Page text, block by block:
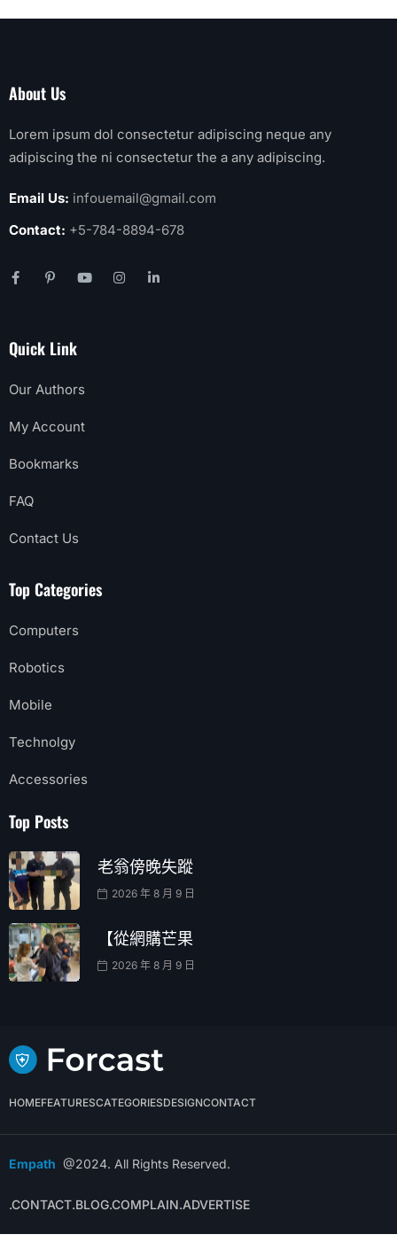
About Us
Lorem ipsum dol consectetur adipiscing neque any
adipiscing the ni consectetur the a any adipiscing.
Email Us: infouemail@gmail.com
Contact: +5-784-8894-678
Quick Link
Our Authors
My Account
Bookmarks
FAQ
Contact Us
Top Categories
Computers
Robotics
Mobile
Technolgy
Accessories
Top Posts
老翁傍晚失蹤
2026 年 8 月 9 日
【從網購芒果
2026 年 8 月 9 日
HOMEFEATURESCATEGORIESDESIGNCONTACT
Empath @2024. All Rights Reserved.
.CONTACT.BLOG.COMPLAIN.ADVERTISE